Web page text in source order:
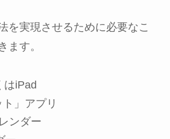
を実現させるために必要なこ
ます。
はiPad
ト」アプリ
ンダー